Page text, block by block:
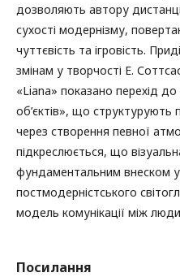
дозволяють автору
сухості модернізму,
чуттєвість та ігровість.
змінам у творчості Е.
«Liana» показано перехід
об’єктів», що структурують
через створення певної
підкреслюється, що
фундаментальним внеском
постмодерністського
модель комунікації між
Посилання